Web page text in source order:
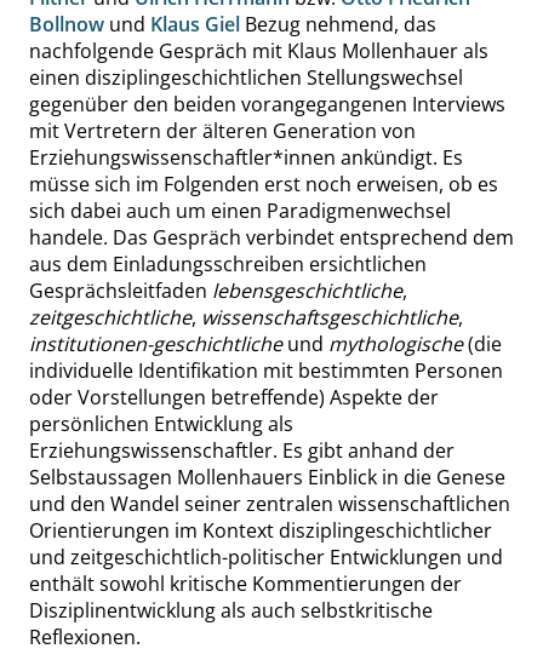
Bollnow und Klaus Giel Bezug nehmend, das
nachfolgende Gespräch mit Klaus Mollenhauer als
einen disziplingeschichtlichen Stellungswechsel
gegenüber den beiden vorangegangenen Interviews
mit Vertretern der älteren Generation von
Erziehungswissenschaftler*innen ankündigt. Es
müsse sich im Folgenden erst noch erweisen, ob es
sich dabei auch um einen Paradigmenwechsel
handele. Das Gespräch verbindet entsprechend dem
aus dem Einladungsschreiben ersichtlichen
Gesprächsleitfaden lebensgeschichtliche,
zeitgeschichtliche, wissenschaftsgeschichtliche,
institutionen-geschichtlicheund mythologische(die
individuelle Identifikation mit bestimmten Personen
oder Vorstellungen betreffende) Aspekte der
persönlichen Entwicklung als
Erziehungswissenschaftler. Es gibt anhand der
Selbstaussagen Mollenhauers Einblick in die Genese
und den Wandel seiner zentralen wissenschaftlichen
Orientierungen im Kontext disziplingeschichtlicher
und zeitgeschichtlich-politischer Entwicklungen und
enthält sowohl kritische Kommentierungen der
Disziplinentwicklung als auch selbstkritische
Reflexionen.